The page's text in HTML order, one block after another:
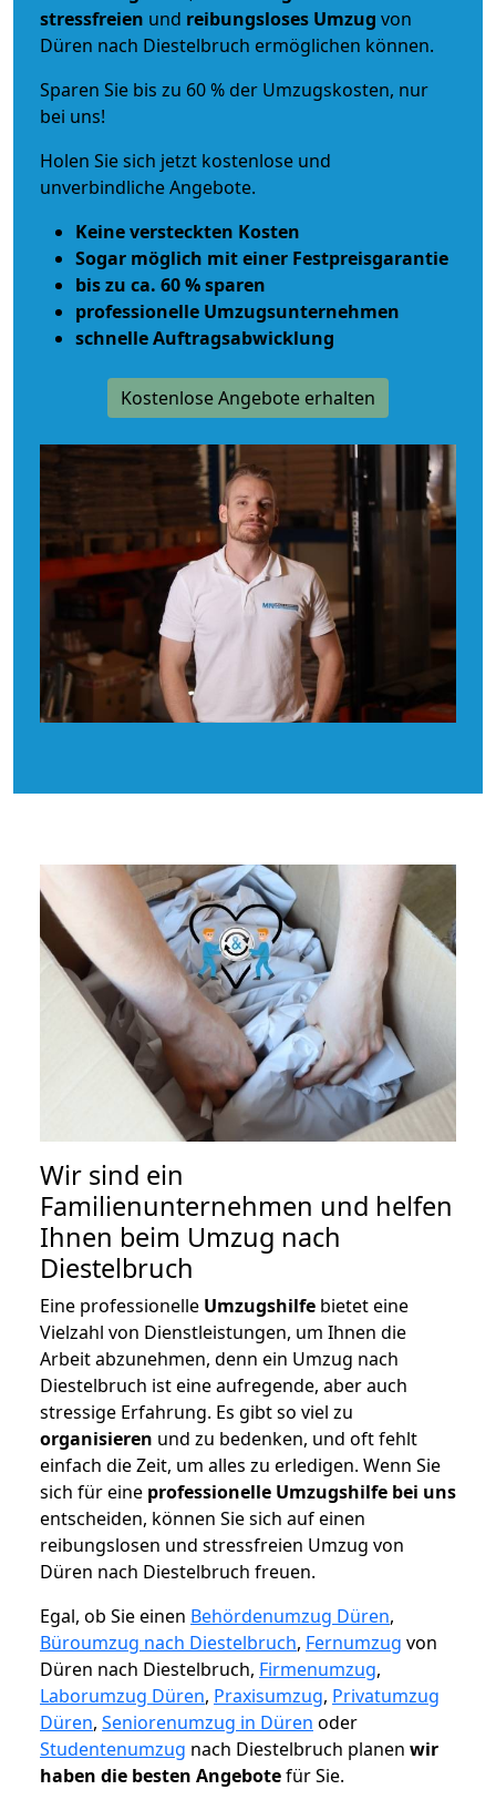
stressfreien und reibungsloses Umzug von
Düren nach Diestelbruch ermöglichen können.
Sparen Sie bis zu 60 % der Umzugskosten, nur
bei uns!
Holen Sie sich jetzt kostenlose und
unverbindliche Angebote.
Keine versteckten Kosten
Sogar möglich mit einer Festpreisgarantie
bis zu ca. 60 % sparen
professionelle Umzugsunternehmen
schnelle Auftragsabwicklung
Kostenlose Angebote erhalten
Wir sind ein
Familienunternehmen und helfen
Ihnen beim Umzug nach
Diestelbruch
Eine professionelle Umzugshilfe bietet eine
Vielzahl von Dienstleistungen, um Ihnen die
Arbeit abzunehmen, denn ein Umzug nach
Diestelbruch ist eine aufregende, aber auch
stressige Erfahrung. Es gibt so viel zu
organisieren und zu bedenken, und oft fehlt
einfach die Zeit, um alles zu erledigen. Wenn Sie
sich für eine professionelle Umzugshilfe bei uns
entscheiden, können Sie sich auf einen
reibungslosen und stressfreien Umzug von
Düren nach Diestelbruch freuen.
Egal, ob Sie einen Behördenumzug Düren,
Büroumzug nach Diestelbruch, Fernumzug von
Düren nach Diestelbruch, Firmenumzug,
Laborumzug Düren, Praxisumzug, Privatumzug
Düren, Seniorenumzug in Düren oder
Studentenumzug nach Diestelbruch planen wir
haben die besten Angebotefür Sie.